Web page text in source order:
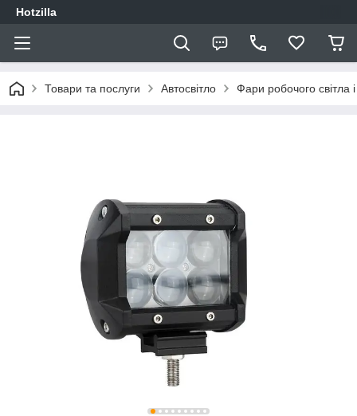
Hotzilla
Товари та послуги Автосвітло Фари робочого світла